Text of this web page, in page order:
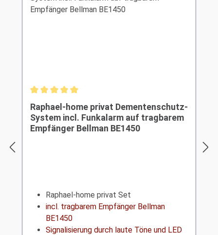
Durchschnittliche Bewertung von 5 von 5 Sternen
Raphael-home privat Dementenschutz-
System incl. Funkalarm auf tragbarem
Empfänger Bellman BE1450
Raphael-home privat Set
incl. tragbarem Empfänger Bellman
BE1450
Signalisierung durch laute Töne und LED